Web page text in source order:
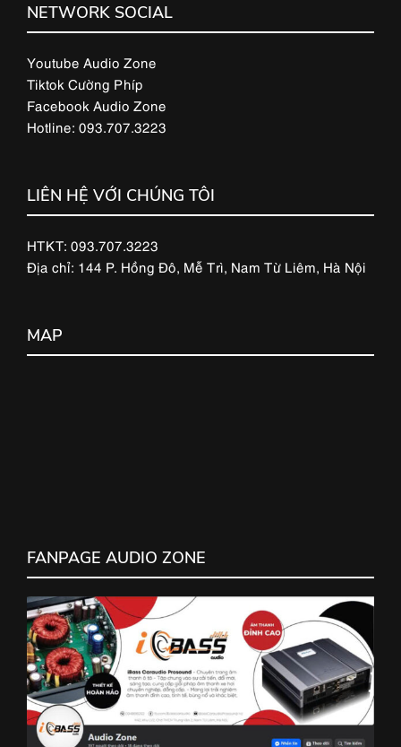
NETWORK SOCIAL
Youtube Audio Zone
Tiktok Cường Phíp
Facebook Audio Zone
Hotline: 093.707.3223
LIÊN HỆ VỚI CHÚNG TÔI
HTKT: 093.707.3223
Địa chỉ: 144 P. Hồng Đô, Mễ Trì, Nam Từ Liêm, Hà Nội
MAP
FANPAGE AUDIO ZONE